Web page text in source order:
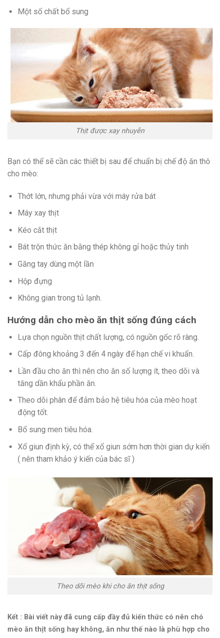
Một số chất bổ sung
Thịt được xay nhuyễn
Bạn có thể sẽ cần các thiết bị sau để chuẩn bị chế độ ăn thô
cho mèo:
Thớt lớn, nhưng phải vừa với máy rửa bát
Máy xay thịt
Kéo cắt thịt
Bát trộn thức ăn bằng thép không gỉ hoặc thủy tinh
Găng tay dùng một lần
Hộp đựng
Không gian trong tủ lạnh.
Hướng dẫn cho mèo ăn thịt sống đúng cách
Lựa chọn nguồn thịt chất lượng, có nguồn gốc rõ ràng.
Cấp đông khoảng 3 đến 4 ngày để hạn chế vi khuẩn.
Lần đầu cho ăn thì nên cho ăn số lượng ít, theo dõi và
tăng dần khẩu phần ăn.
Theo dõi phân để đảm bảo hệ tiêu hóa của mèo hoạt
động tốt.
Bổ sung men tiêu hóa.
Xổ giun định kỳ, có thể xổ giun sớm hơn thời gian dự kiến
( nên tham khảo ý kiến của bác sĩ )
Theo dõi mèo khi cho ăn thịt sống
Kết : Bài viết này đã cung cấp đầy đủ kiến thức có nên chó
mèo ăn thịt sống hay không, ăn như thế nào là phù hợp cho